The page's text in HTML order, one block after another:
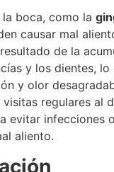
boca, como la
causar mal
de la
y los dientes, lo
y olor
regulares al
evitar infecciones
aliento.